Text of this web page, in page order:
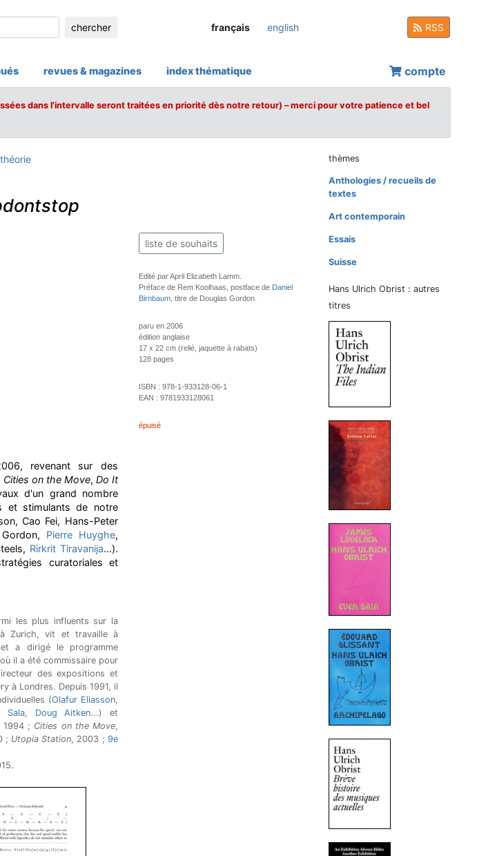
chercher français english RSS
revues & magazines index thématique compte
dans l'intervalle seront traitées en priorité dès notre retour) – merci pour votre patience et bel
revenant sur des
Cities on the Move, Do It
d'un grand nombre
et stimulants de notre
Cao Fei, Hans-Peter
Pierre Huyghe,
Rirkrit Tiravanija...).
curatoriales et
les plus influents sur la
à Zurich, vit et travaille à
a dirigé le programme
il a été commissaire pour
des expositions et
à Londres. Depuis 1991, il
(Olafur Eliasson,
Sala, Doug Aitken...) et
1994 ; Cities on the Move,
; Utopia Station, 2003 ; 9e
liste de souhaits
Edité par April Elizabeth Lamm.
Préface de Rem Koolhaas, postface de Daniel
Birnbaum, titre de Douglas Gordon.
paru en 2006
édition anglaise
17 x 22 cm (relié, jaquette à rabats)
128 pages
ISBN : 978-1-933128-06-1
EAN : 9781933128061
épuisé
thèmes
Anthologies / recueils de
textes
Art contemporain
Essais
Suisse
Hans Ulrich Obrist : autres
titres